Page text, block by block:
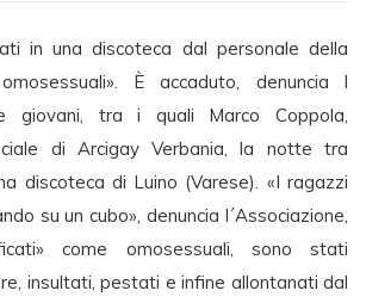
in una discoteca dal personale della
È accaduto, denuncia l
giovani, tra i quali Marco Coppola,
di Arcigay Verbania, la notte tra
discoteca di Luino (Varese). «I ragazzi
su un cubo», denuncia l´Associazione,
come omosessuali, sono stati
insultati, pestati e infine allontanati dal